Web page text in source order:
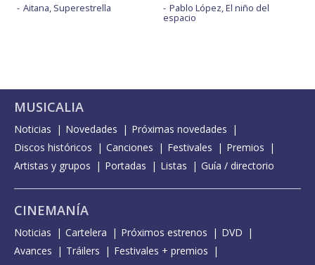
Aitana, Superestrella Pablo López, El niño del
espacio
MUSICALIA
Noticias Novedades
Próximas novedades
Discos históricos
Canciones Festivales
Premios
Artistas y grupos
Portadas Listas Guía / directorio
CINEMANÍA
Noticias Cartelera Próximos estrenos
DVD
Avances
Tráilers
Festivales + premios